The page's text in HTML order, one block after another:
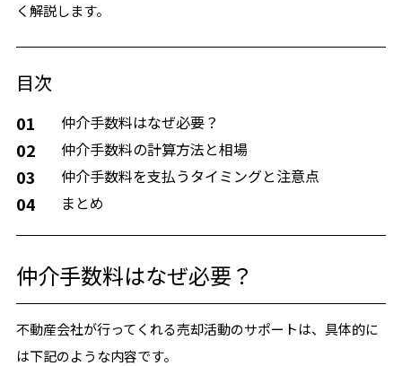
く解説します。
目次
01 仲介手数料はなぜ必要？
02 仲介手数料の計算方法と相場
03 仲介手数料を支払うタイミングと注意点
04 まとめ
仲介手数料はなぜ必要？
不動産会社が行ってくれる売却活動のサポートは、具体的に
は下記のような内容です。